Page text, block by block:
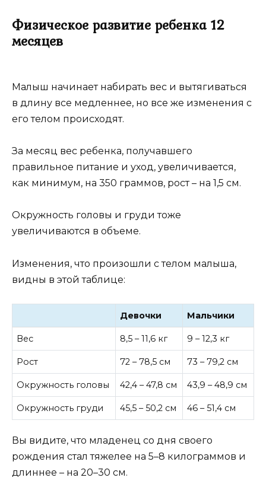
Физическое развитие ребенка 12
месяцев
Малыш начинает набирать вес и вытягиваться
в длину все медленнее, но все же изменения с
его телом происходят.
За месяц вес ребенка, получавшего
правильное питание и уход, увеличивается,
как минимум, на 350 граммов, рост – на 1,5 см.
Окружность головы и груди тоже
увеличиваются в объеме.
Изменения, что произошли с телом малыша,
видны в этой таблице:
Девочки Мальчики
Вес 8,5 – 11,6 кг 9 – 12,3 кг
Рост 72 – 78,5 см 73 – 79,2 см
Окружность головы 42,4 – 47,8 см 43,9 – 48,9 см
Окружность груди 45,5 – 50,2 см 46 – 51,4 см
Вы видите, что младенец со дня своего
рождения стал тяжелее на 5–8 килограммов и
длиннее – на 20–30 см.